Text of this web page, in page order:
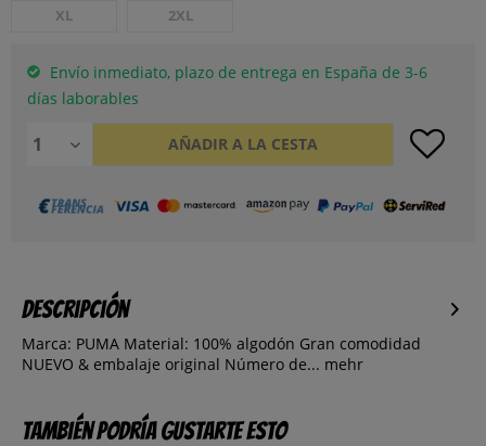
XL 2XL
Envío inmediato, plazo de entrega en España de 3-6
días laborables
AÑADIR A LA CESTA
Descripción
Marca: PUMA Material: 100% algodón Gran comodidad
NUEVO & embalaje original Número de... mehr
También podría gustarte esto